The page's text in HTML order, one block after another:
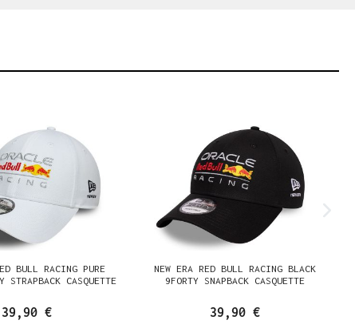
BULL RACING PURE
STRAPBACK CASQUETTE
39,90 €
NEW ERA RED BULL RACING BLACK
9FORTY SNAPBACK CASQUETTE
39,90 €